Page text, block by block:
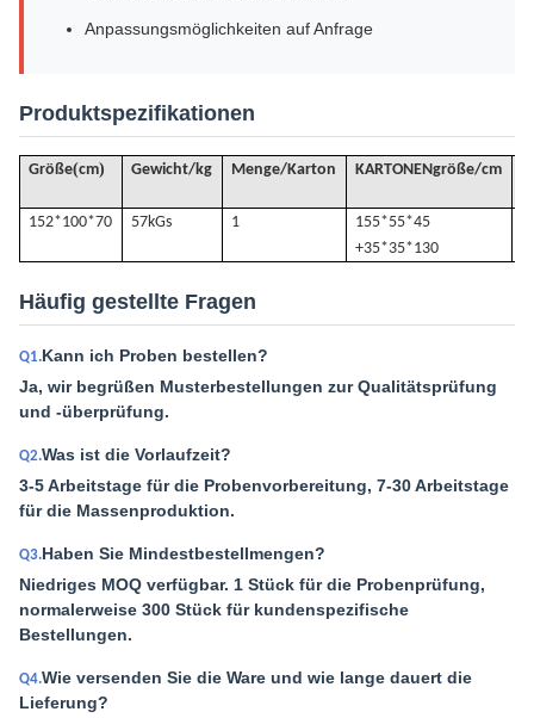
Anpassungsmöglichkeiten auf Anfrage
Produktspezifikationen
Größe(cm) Gewicht/kg Menge/Karton KARTONENgröße/cm
152*100*70 57kGs 1
155*55*45
+35*35*130
Häufig gestellte Fragen
Q1.Kann ich Proben bestellen?
Ja, wir begrüßen Musterbestellungen zur Qualitätsprüfung
und -überprüfung.
Q2.Was ist die Vorlaufzeit?
3-5 Arbeitstage für die Probenvorbereitung, 7-30 Arbeitstage
für die Massenproduktion.
Q3.Haben Sie Mindestbestellmengen?
Niedriges MOQ verfügbar. 1 Stück für die Probenprüfung,
normalerweise 300 Stück für kundenspezifische
Bestellungen.
Q4.Wie versenden Sie die Ware und wie lange dauert die
Lieferung?